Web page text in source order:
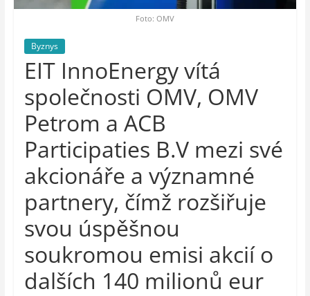
vesmír
Foto: OMV
Byznys
EIT InnoEnergy vítá
společnosti OMV, OMV
Petrom a ACB
Participaties B.V mezi své
akcionáře a významné
partnery, čímž rozšiřuje
svou úspěšnou
soukromou emisi akcií o
dalších 140 milionů eur